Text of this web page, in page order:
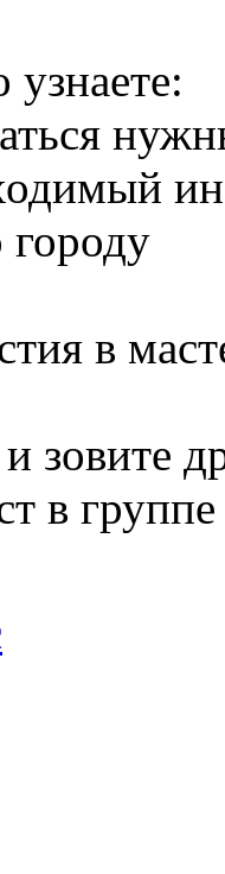
городу
в
зовите
в